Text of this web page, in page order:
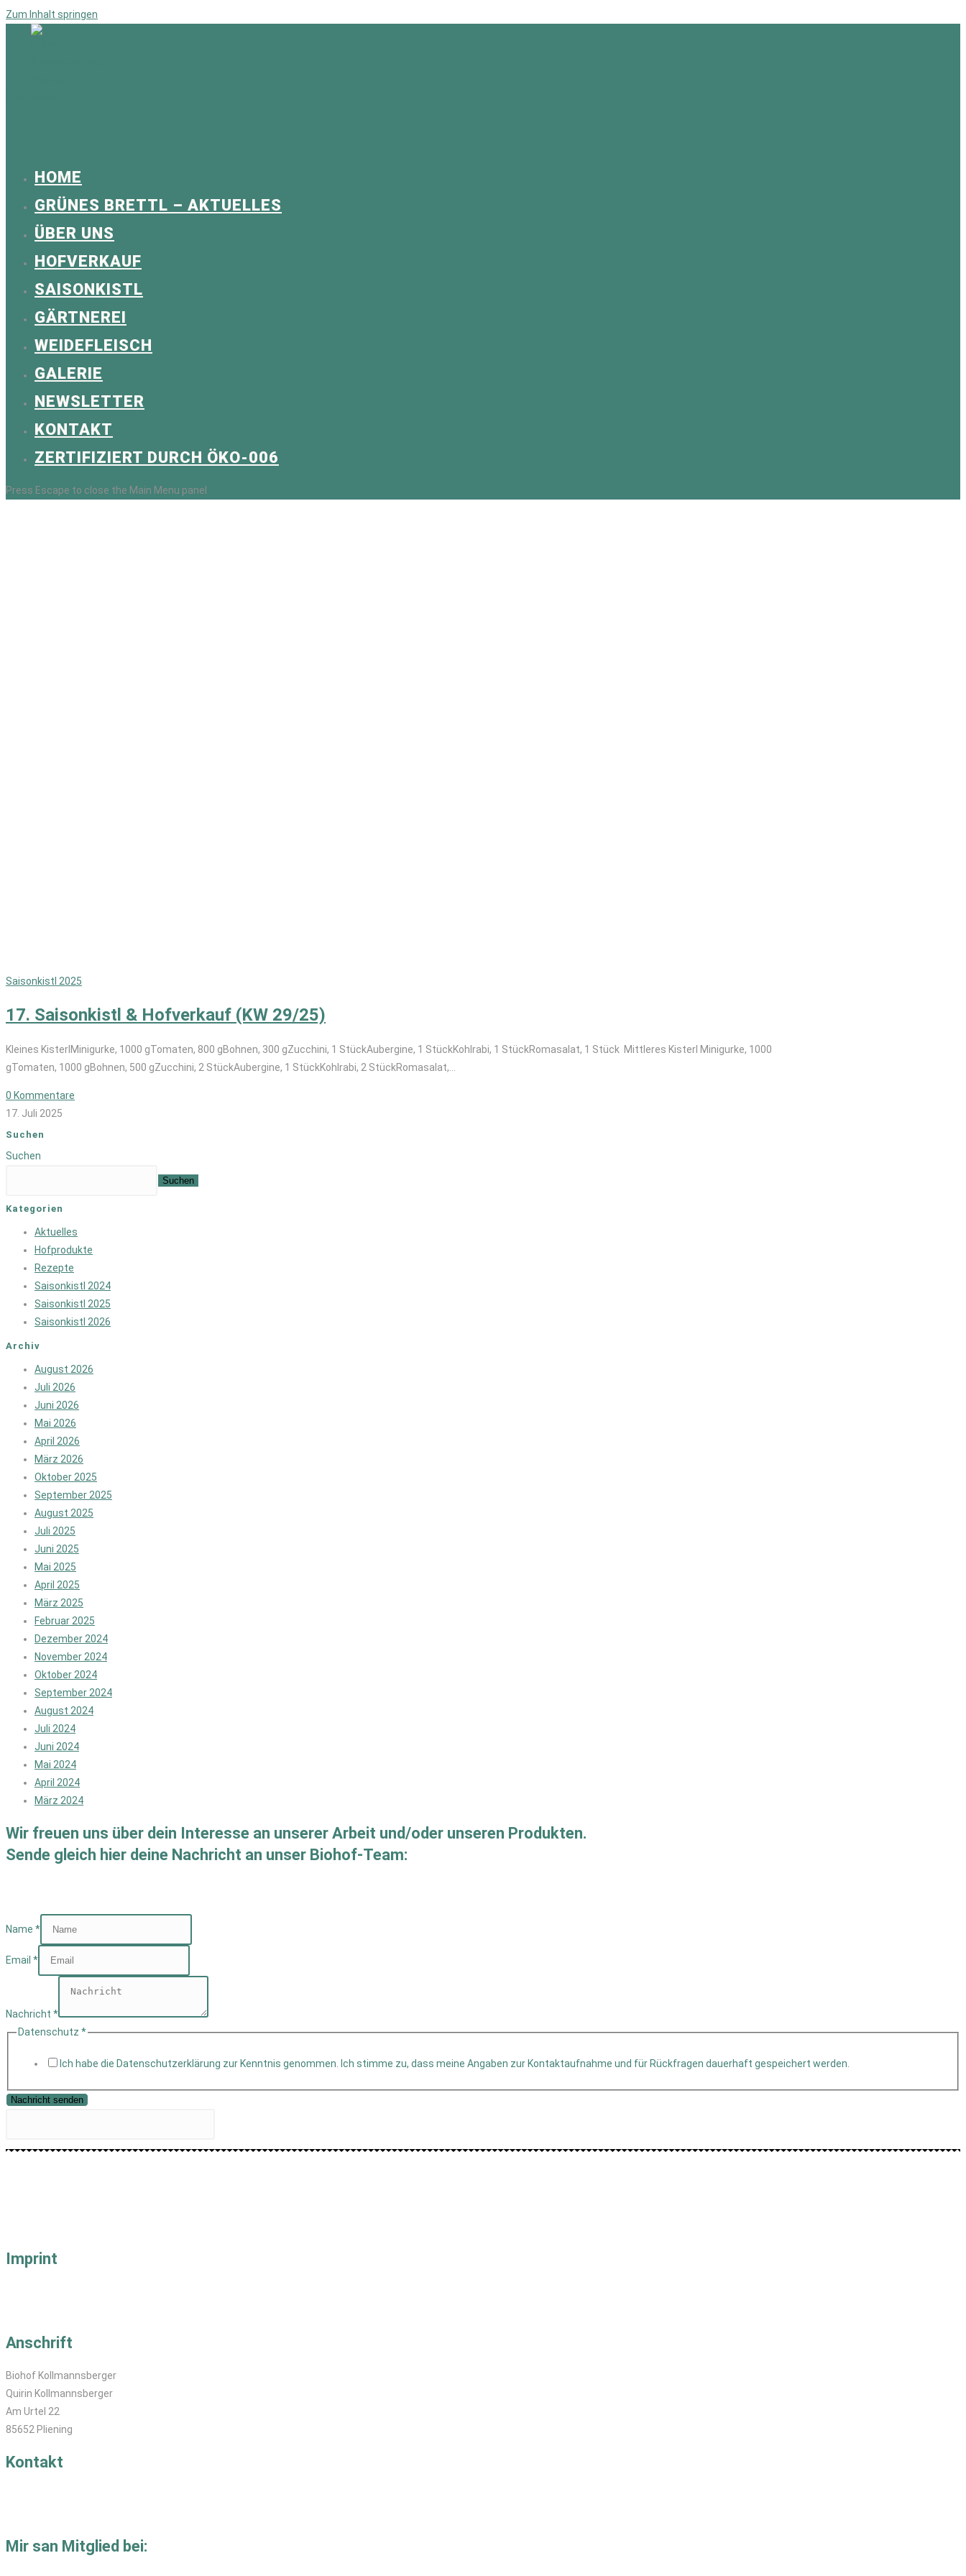
Zum Inhalt springen
HOME
GRÜNES BRETTL – AKTUELLES
ÜBER UNS
HOFVERKAUF
SAISONKISTL
GÄRTNEREI
WEIDEFLEISCH
GALERIE
NEWSLETTER
KONTAKT
ZERTIFIZIERT DURCH ÖKO-006
Press Escape to close the Main Menu panel
Saisonkistl 2025
17. Saisonkistl & Hofverkauf (KW 29/25)
Kleines KisterlMinigurke, 1000 gTomaten, 800 gBohnen, 300 gZucchini, 1 StückAubergine, 1 StückKohlrabi, 1 StückRomasalat, 1 Stück Mittleres Kisterl Minigurke, 1000
gTomaten, 1000 gBohnen, 500 gZucchini, 2 StückAubergine, 1 StückKohlrabi, 2 StückRomasalat,…
0 Kommentare
17. Juli 2025
Suchen
Suchen
Suchen
Kategorien
Aktuelles
Hofprodukte
Rezepte
Saisonkistl 2024
Saisonkistl 2025
Saisonkistl 2026
Archiv
August 2026
Juli 2026
Juni 2026
Mai 2026
April 2026
März 2026
Oktober 2025
September 2025
August 2025
Juli 2025
Juni 2025
Mai 2025
April 2025
März 2025
Februar 2025
Dezember 2024
November 2024
Oktober 2024
September 2024
August 2024
Juli 2024
Juni 2024
Mai 2024
April 2024
März 2024
Wir freuen uns über dein Interesse an unserer Arbeit und/oder unseren Produkten.
Sende gleich hier deine Nachricht an unser Biohof-Team:
Name *
Email *
Nachricht *
Datenschutz *
Ich habe die Datenschutzerklärung zur Kenntnis genommen. Ich stimme zu, dass meine Angaben zur Kontaktaufnahme und für Rückfragen dauerhaft gespeichert werden.
Nachricht senden
Imprint
Anschrift
Biohof Kollmannsberger
Quirin Kollmannsberger
Am Urtel 22
85652 Pliening
Kontakt
Mir san Mitglied bei: